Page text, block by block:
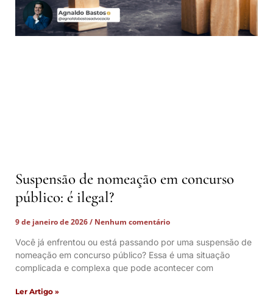
Suspensão de nomeação em concurso
público: é ilegal?
9 de janeiro de 2026
Nenhum comentário
Você já enfrentou ou está passando por uma suspensão de
nomeação em concurso público? Essa é uma situação
complicada e complexa que pode acontecer com
Ler Artigo »